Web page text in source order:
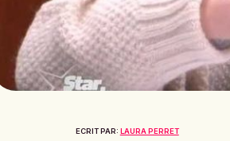
ECRIT PAR: LAURA PERRET